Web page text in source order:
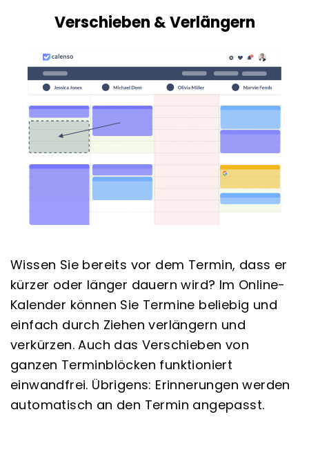
Verschieben & Verlängern
Wissen Sie bereits vor dem Termin, dass er
kürzer oder länger dauern wird? Im Online-
Kalender können Sie Termine beliebig und
einfach durch Ziehen verlängern und
verkürzen. Auch das Verschieben von
ganzen Terminblöcken funktioniert
einwandfrei. Übrigens: Erinnerungen werden
automatisch an den Termin angepasst.